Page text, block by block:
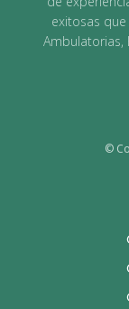
exitosas
Ambulatorias,
©